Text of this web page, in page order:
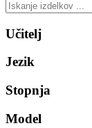
Učitelj
Jezik
Stopnja
Model